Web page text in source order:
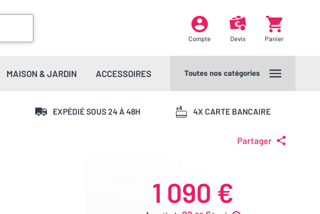
Compte Devis Panier
MAISON & JARDIN ACCESSOIRES Toutes nos catégories
EXPÉDIÉ SOUS 24 À 48H 4X CARTE BANCAIRE
Partager
1 090 €